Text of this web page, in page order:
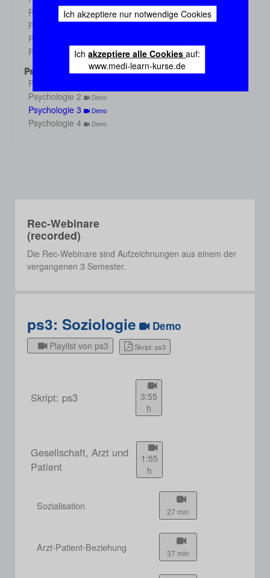
Ich akzeptiere nur notwendige Cookies
Ichakzeptiere alle Cookiesauf:
www.medi-learn-kurse.de
Physiologie 3 Demo
Physiologie 4
Physiologie 5
Physiologie 6 Demo
Psychologie
Psychologie 1
Psychologie 2 Demo
Psychologie 3 Demo
Psychologie 4 Demo
Rec-Webinare
(recorded)
Die Rec-Webinare sind Aufzeichnungen aus einem der
vergangenen 3 Semester.
ps3: Soziologie Demo
Playlist von ps3 Skript: ps3
Skript: ps3
3:55
h
Gesellschaft, Arzt und
Patient
1:55
h
Sozialisation 27 min
Arzt-Patient-Beziehung 37 min